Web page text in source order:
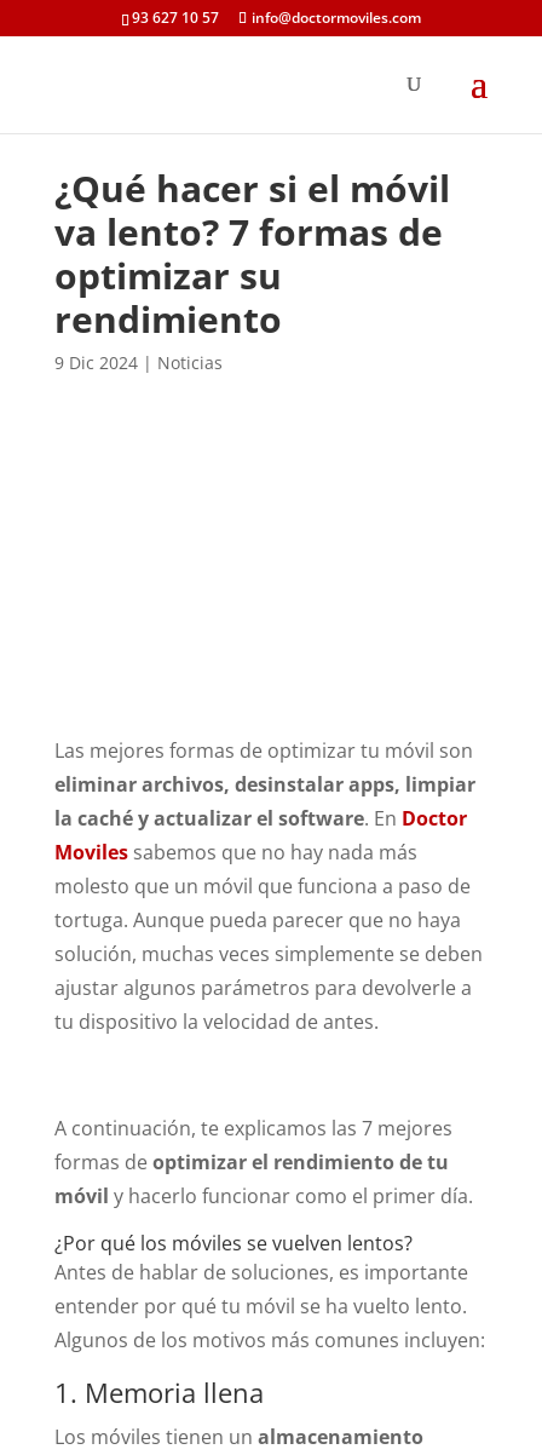
93 627 10 57 info@doctormoviles.com
¿Qué hacer si el móvil
va lento? 7 formas de
optimizar su
rendimiento
9 Dic 2024| Noticias
Las mejores formas de optimizar tu móvil son
eliminar archivos, desinstalar apps, limpiar
la caché y actualizar el software. En Doctor
Movilessabemos que no hay nada más
molesto que un móvil que funciona a paso de
tortuga. Aunque pueda parecer que no haya
solución, muchas veces simplemente se deben
ajustar algunos parámetros para devolverle a
tu dispositivo la velocidad de antes.
A continuación, te explicamos las 7 mejores
formas deoptimizar el rendimiento de tu
móvil y hacerlo funcionar como el primer día.
¿Por qué los móviles se vuelven lentos?
Antes de hablar de soluciones, es importante
entender por qué tu móvil se ha vuelto lento.
Algunos de los motivos más comunes incluyen:
1. Memoria llena
Los móviles tienen un almacenamiento